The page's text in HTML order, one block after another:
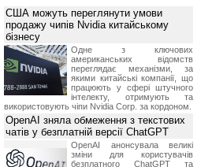
США можуть переглянути умови
продажу чипів Nvidia китайському
бізнесу
Одне з ключових
американських відомств
переглядає механізми, за
якими китайські компанії, що
працюють у сфері штучного
інтелекту, отримують та
використовують чіпи Nvidia Corp. за кордоном.
OpenAI зняла обмеження з текстових
чатів у безплатній версії ChatGPT
OpenAI анонсувала великі
зміни для користувачів
безплатного ChatGPT та